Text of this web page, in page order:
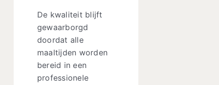
De kwaliteit blijft
gewaarborgd
doordat alle
maaltijden worden
bereid in een
professionele